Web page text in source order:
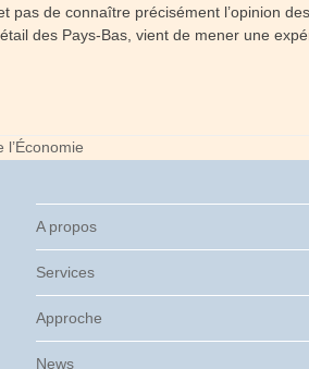
de connaître précisément l’opinion
des Pays-Bas, vient de mener une
A propos
Services
Approche
News